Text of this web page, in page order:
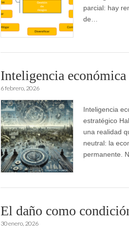
parcial: hay
de…
Inteligencia económica
6 febrero, 2026
Inteligencia
estratégico
una realidad
neutral: la
permanente.
El daño como
30 enero, 2026